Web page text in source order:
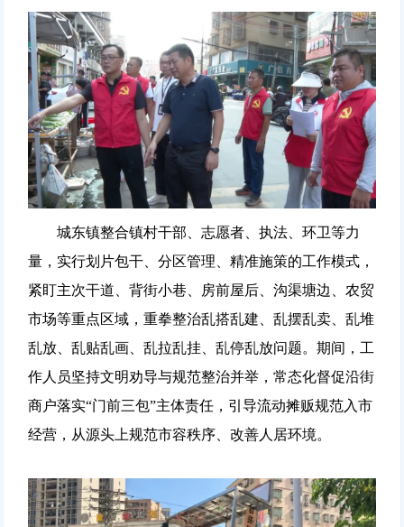
城东镇整合镇村干部、志愿者、执法、环卫等力
量，实行划片包干、分区管理、精准施策的工作模式，
紧盯主次干道、背街小巷、房前屋后、沟渠塘边、农贸
市场等重点区域，重拳整治乱搭乱建、乱摆乱卖、乱堆
乱放、乱贴乱画、乱拉乱挂、乱停乱放问题。期间，工
作人员坚持文明劝导与规范整治并举，常态化督促沿街
商户落实“门前三包”主体责任，引导流动摊贩规范入市
经营，从源头上规范市容秩序、改善人居环境。